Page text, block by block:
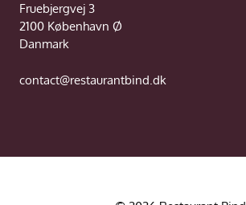
Fruebjergvej 3
2100 København Ø
Danmark
contact@restaurantbind.dk